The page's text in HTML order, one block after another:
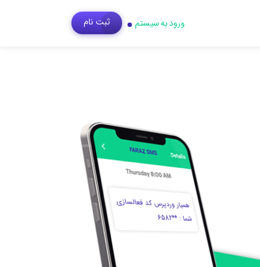
ورود به سیستم ثبت‌ نام
همیار وردپرس کد فعالسازی
شما : **6582